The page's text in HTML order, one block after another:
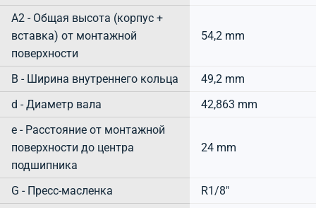
A2 - Общая высота (корпус +
вставка) от монтажной
поверхности
54,2 mm
B - Ширина внутреннего кольца
49,2 mm
d - Диаметр вала
42,863 mm
e - Расстояние от монтажной
поверхности до центра
подшипника
24 mm
G - Пресс-масленка
R1/8"